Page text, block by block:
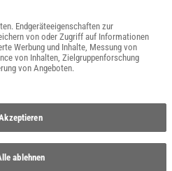
Endgeräteeigenschaften zur
von oder Zugriff auf Informationen
Werbung und Inhalte, Messung von
von Inhalten, Zielgruppenforschung
von Angeboten.
ablehnen